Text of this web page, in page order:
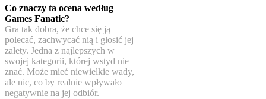
Co znaczy ta ocena według
Games Fanatic?
Gra tak dobra, że chce się ją
polecać, zachwycać nią i głosić jej
zalety. Jedna z najlepszych w
swojej kategorii, której wstyd nie
znać. Może mieć niewielkie wady,
ale nic, co by realnie wpływało
negatywnie na jej odbiór.